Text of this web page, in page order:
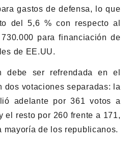
gastos de defensa, lo que
del 5,6 % con respecto al
para financiación de
de EE.UU.
debe ser refrendada en el
dos votaciones separadas: la
adelante por 361 votos a
el resto por 260 frente a 171,
mayoría de los republicanos.